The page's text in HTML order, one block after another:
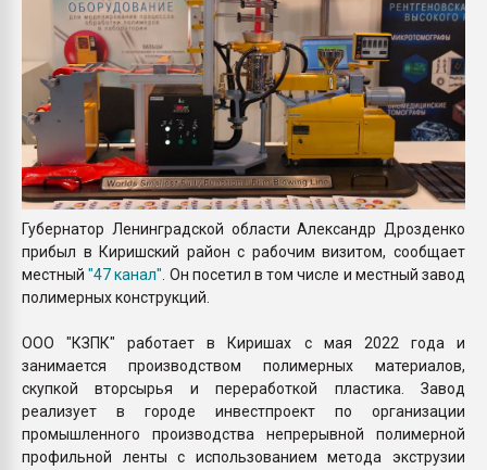
Губернатор Ленинградской области Александр Дрозденко
прибыл в Киришский район с рабочим визитом, сообщает
местный"47 канал". Он посетил в том числе и местный завод
полимерных конструкций.
ООО "КЗПК" работает в Киришах с мая 2022 года и
занимается производством полимерных материалов,
скупкой вторсырья и переработкой пластика. Завод
реализует в городе инвестпроект по организации
промышленного производства непрерывной полимерной
профильной ленты с использованием метода экструзии